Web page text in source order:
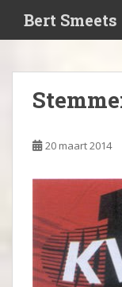
i
Bert Smeets
20 maart 2014